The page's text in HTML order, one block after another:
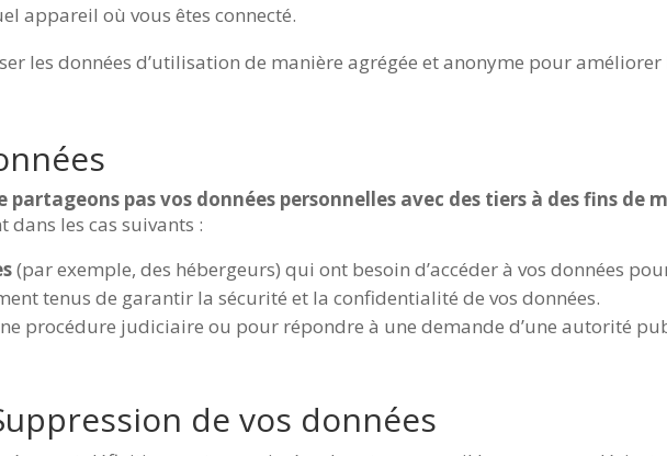
appareil où vous êtes connecté.
les données d’utilisation de manière agrégée et anonyme pour améliorer
partageons pas vos données personnelles avec des tiers à des fins de
les cas suivants :
(par exemple, des hébergeurs) qui ont besoin d’accéder à vos données
tenus de garantir la sécurité et la confidentialité de vos données.
procédure judiciaire ou pour répondre à une demande d’une autorité
de vos données